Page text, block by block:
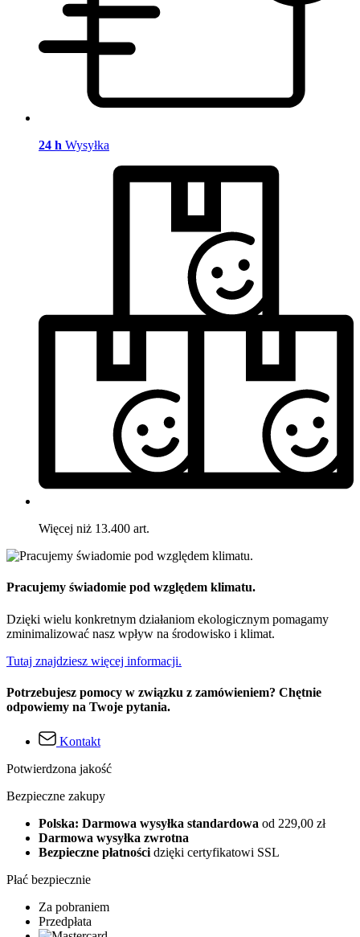
24 h Wysyłka
Więcej niż 13.400 art.
Pracujemy świadomie pod względem klimatu.
Dzięki wielu konkretnym działaniom ekologicznym pomagamy
zminimalizować nasz wpływ na środowisko i klimat.
Tutaj znajdziesz więcej informacji.
Potrzebujesz pomocy w związku z zamówieniem? Chętnie
odpowiemy na Twoje pytania.
Kontakt
Potwierdzona jakość
Bezpieczne zakupy
Polska: Darmowa wysyłka standardowa od 229,00 zł
Darmowa wysyłka zwrotna
Bezpieczne płatności dzięki certyfikatowi SSL
Płać bezpiecznie
Za pobraniem
Przedpłata